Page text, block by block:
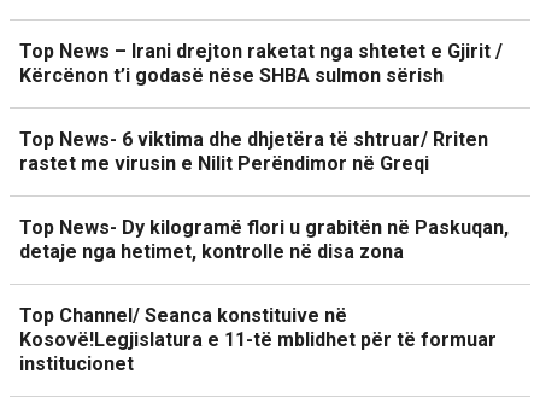
Top News – Irani drejton raketat nga shtetet e Gjirit /
Kërcënon t’i godasë nëse SHBA sulmon sërish
Top News- 6 viktima dhe dhjetëra të shtruar/ Rriten
rastet me virusin e Nilit Perëndimor në Greqi
Top News- Dy kilogramë flori u grabitën në Paskuqan,
detaje nga hetimet, kontrolle në disa zona
Top Channel/ Seanca konstituive në
Kosovë!Legjislatura e 11-të mblidhet për të formuar
institucionet